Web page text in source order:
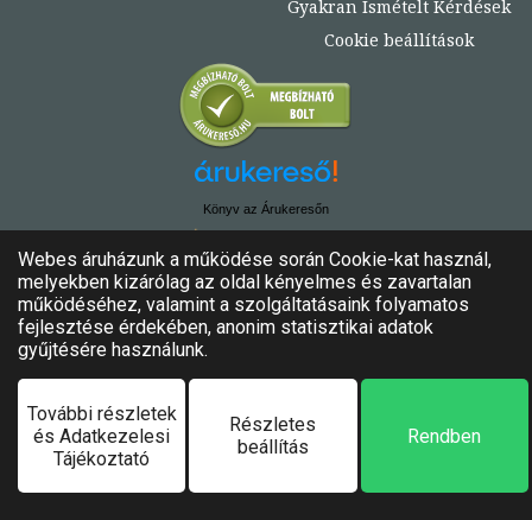
Gyakran Ismételt Kérdések
Cookie beállítások
Könyv az Árukeresőn
Minden jog fenntartva!
Felhasználási feltételek